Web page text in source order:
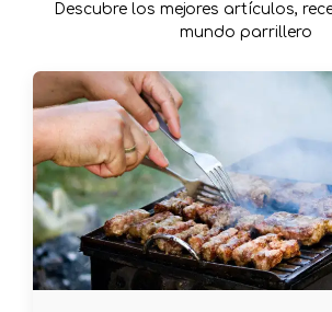
Descubre los mejores artículos,
mundo parrillero